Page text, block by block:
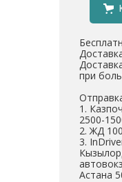
при
1.
2500-
2. ЖД
3.
Астана